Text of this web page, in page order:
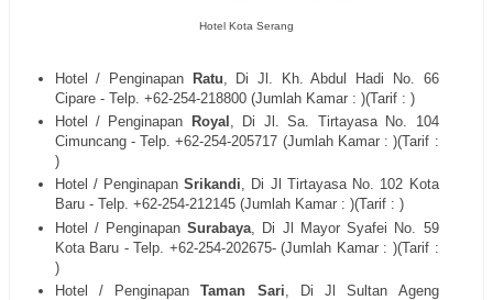
Hotel Kota Serang
Hotel / PenginapanRatu , DiJl. Kh. Abdul Hadi No. 66
Cipare- Telp. +62-254-218800(Jumlah Kamar : )(Tarif : )
Hotel / Penginapan Royal , Di Jl. Sa. Tirtayasa No. 104
Cimuncang- Telp. +62-254-205717 (Jumlah Kamar : )(Tarif :
)
Hotel / PenginapanSrikandi, Di Jl Tirtayasa No. 102 Kota
Baru - Telp. +62-254-212145(Jumlah Kamar : )(Tarif : )
Hotel / PenginapanSurabaya , Di Jl Mayor Syafei No. 59
Kota Baru - Telp. +62-254-202675- (Jumlah Kamar : )(Tarif :
)
Hotel / Penginapan Taman Sari , Di Jl Sultan Ageng